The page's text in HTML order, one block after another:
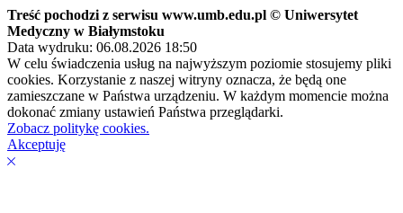
Treść pochodzi z serwisu www.umb.edu.pl © Uniwersytet
Medyczny w Białymstoku
Data wydruku: 06.08.2026 18:50
W celu świadczenia usług na najwyższym poziomie stosujemy pliki
cookies. Korzystanie z naszej witryny oznacza, że będą one
zamieszczane w Państwa urządzeniu. W każdym momencie można
dokonać zmiany ustawień Państwa przeglądarki.
Zobacz politykę cookies.
Akceptuję